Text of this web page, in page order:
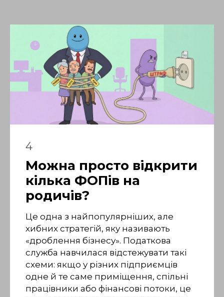
4
Можна просто відкрити
кілька ФОПів на
родичів?
Це одна з найпопулярніших, але
хибних стратегій, яку називають
«дроблення бізнесу». Податкова
служба навчилася відстежувати такі
схеми: якщо у різних підприємців
одне й те саме приміщення, спільні
працівники або фінансові потоки, це